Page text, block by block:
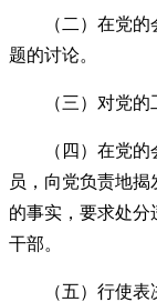
（二）在党
题的讨论。
（三）对党
（四）在党
员，向党负责地
的事实，要求处分
干部。
（五）行使